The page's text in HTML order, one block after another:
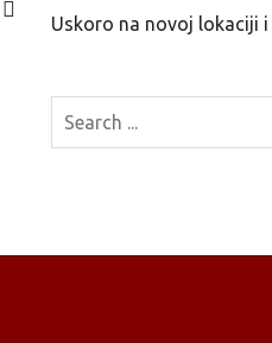
Uskoro na novoj lokaciji